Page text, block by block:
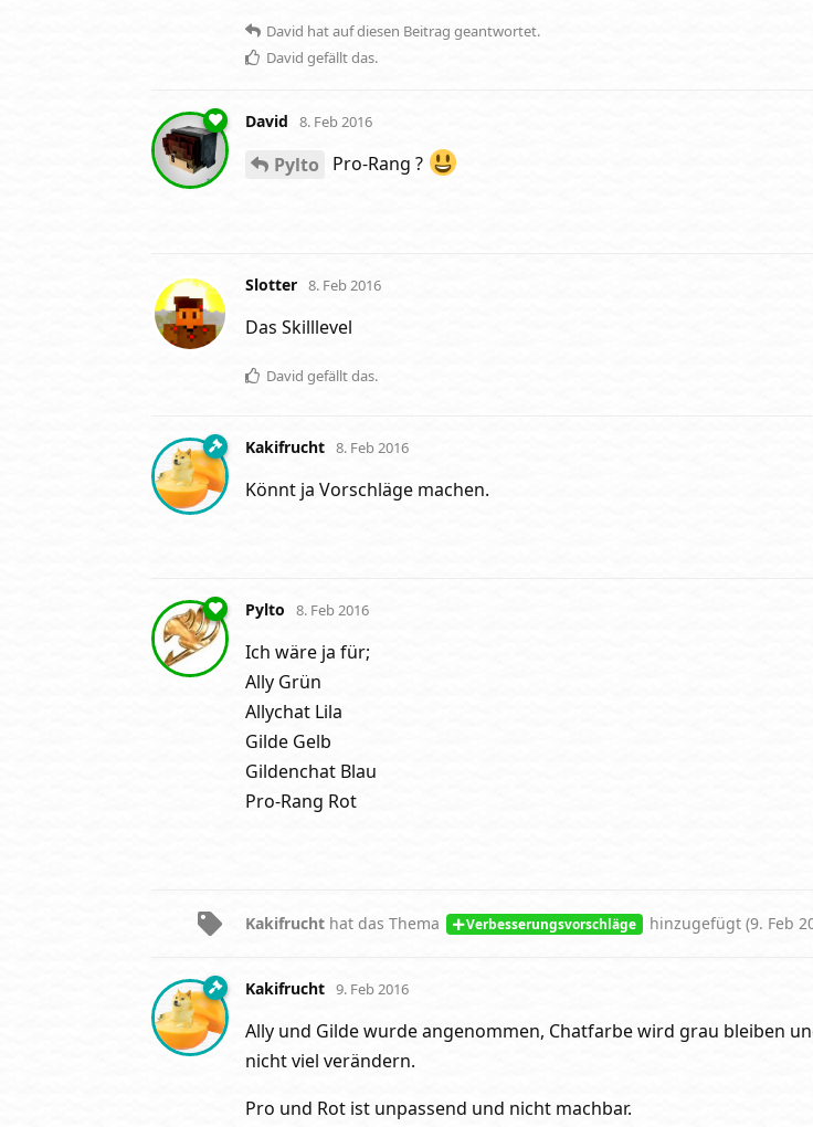
David hatauf diesen Beitrag geantwortet.
David gefällt das.
David 8. Feb 2016
Pylto Pro-Rang ?
Slotter 8. Feb 2016
Das Skilllevel
David gefällt das.
Kakifrucht 8. Feb 2016
Könnt ja Vorschläge machen.
Pylto 8. Feb 2016
Ich wäre ja für;
Ally Grün
Allychat Lila
Gilde Gelb
Gildenchat Blau
Pro-Rang Rot
Kakifrucht hat das Thema Verbesserungsvorschläge hinzugefügt (9. Feb
Kakifrucht 9. Feb 2016
Ally und Gilde wurde angenommen, Chatfarbe wird grau bleiben
nicht viel verändern.
Pro und Rot ist unpassend und nicht machbar.